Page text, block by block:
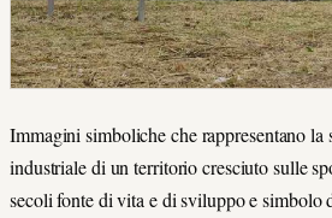
Immagini simboliche che rappresentano la
industriale di un territorio cresciuto sulle
secoli fonte di vita e di sviluppo e simbolo